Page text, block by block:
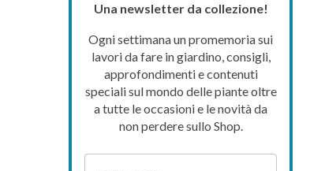
Una newsletter da collezione!
Ogni settimana un promemoria sui
lavori da fare in giardino, consigli,
approfondimenti e contenuti
speciali sul mondo delle piante oltre
a tutte le occasioni e le novità da
non perdere sullo Shop.